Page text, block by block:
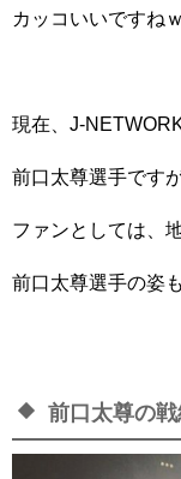
カッコいいですね
現在、J-
前口太尊選手ですが
ファンとしては、
前口太尊選手の姿
前口太尊の